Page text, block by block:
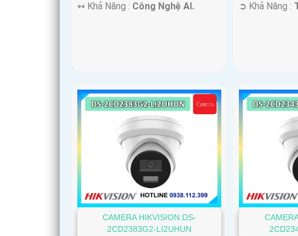
️↭ Khả Năng : Công Nghệ AI.
️➲ Khả Năng :
CAMERA HIKVISION DS-
2CD2383G2-LI2UHUN